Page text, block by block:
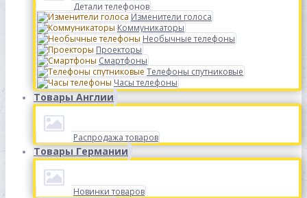
Детали телефонов
Изменители голоса
Коммуникаторы
Необычные телефоны
Проекторы
Смартфоны
Телефоны спутниковые
Часы телефоны
Товары Англии
Распродажа товаров
Товары Германии
Новинки товаров